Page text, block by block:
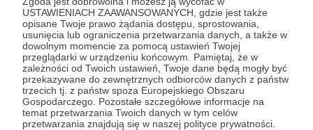
USTAWIENIACH ZAAWANSOWANYCH, gdzie jest także
opisane Twoje prawo żądania dostępu, sprostowania,
usunięcia lub ograniczenia przetwarzania danych, a także w
dowolnym momencie za pomocą ustawień Twojej
przeglądarki w urządzeniu końcowym. Pamiętaj, że w
zależności od Twoich ustawień, Twoje dane będą mogły być
przekazywane do zewnętrznych odbiorców danych z państw
trzecich tj. z państw spoza Europejskiego Obszaru
Gospodarczego. Pozostałe szczegółowe informacje na
temat przetwarzania Twoich danych w tym celów
przetwarzania znajdują się w naszej polityce prywatności.
Produkcja serialu "Królowie
Żyta"
5 000 zł
miesięcznie
5 000 zł
brakuje
0%
Cel jest prosty, chcemy działać i
robić to co kochamy! Jak wiadomo